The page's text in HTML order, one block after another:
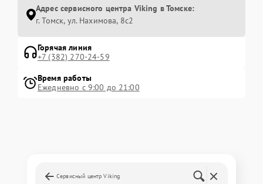
Адрес сервисного центра Viking в Томске:
г. Томск, ул. Нахимова, 8с2
Горячая линия
+7 (382) 270-24-59
Время работы
Ежедневно с 9:00 до 21:00
Сервисный центр Viking